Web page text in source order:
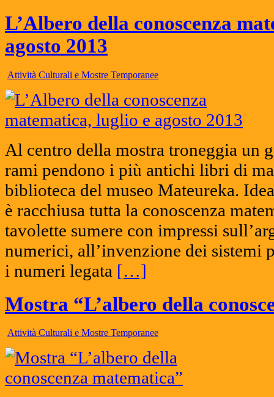
L’Albero della conoscenza
agosto 2013
Attività Culturali e Mostre Temporanee
Al centro della mostra troneggia un
rami pendono i più antichi libri di
biblioteca del museo Mateureka.
è racchiusa tutta la conoscenza
tavolette sumere con impressi
numerici, all’invenzione dei sistemi
i numeri legata […]
Mostra “L’albero della
Attività Culturali e Mostre Temporanee